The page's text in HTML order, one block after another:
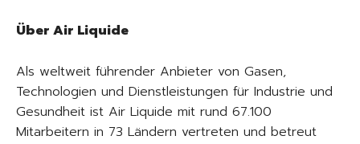
Über Air Liquide
Als weltweit führender Anbieter von Gasen,
Technologien und Dienstleistungen für Industrie und
Gesundheit ist Air Liquide mit rund 67.100
Mitarbeitern in 73 Ländern vertreten und betreut